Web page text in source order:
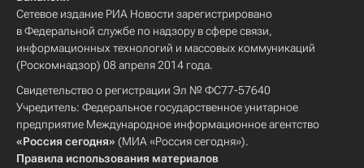
Сетевое издание РИА Новости зарегистрировано
в Федеральной службе по надзору в сфере связи,
информационных технологий и массовых коммуникаций
(Роскомнадзор) 08 апреля 2014 года.
Свидетельство о регистрации Эл № ФС77-57640
Учредитель: Федеральное государственное унитарное
предприятие Международное информационное агентство
«Россия сегодня» (МИА «Россия сегодня»).
Правила использования материалов